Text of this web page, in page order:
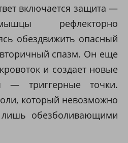
включается защита —
рефлекторно
обездвижить опасный
вторичный спазм. Он еще
и создает новые
— триггерные точки.
который невозможно
обезболивающими